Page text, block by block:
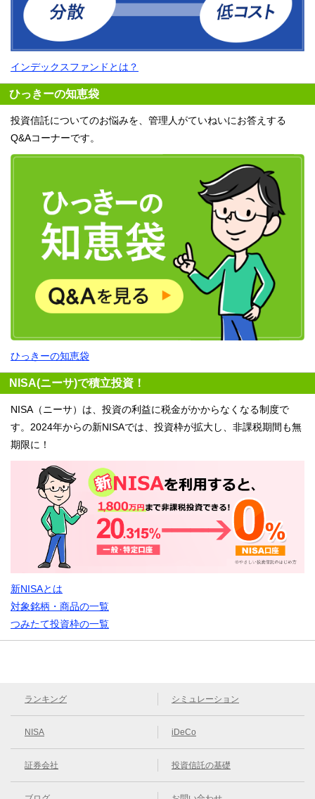
インデックスファンドとは？
ひっきーの知恵袋
投資信託についてのお悩みを、管理人がていねいにお答えする
Q&Aコーナーです。
ひっきーの知恵袋
NISA(ニーサ)で積立投資！
NISA（ニーサ）は、投資の利益に税金がかからなくなる制度で
す。2024年からの新NISAでは、投資枠が拡大し、非課税期間も無
期限に！
新NISAとは
対象銘柄・商品の一覧
つみたて投資枠の一覧
ランキング シミュレーション
NISA iDeCo
証券会社 投資信託の基礎